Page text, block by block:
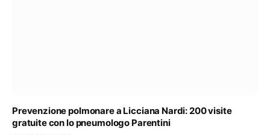
Prevenzione polmonare a Licciana Nardi: 200 visite
gratuite con lo pneumologo Parentini